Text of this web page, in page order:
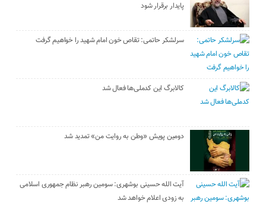
پایدار برقرار شود
سرلشکر حاتمی: تقاص خون امام شهید را خواهیم گرفت
کالابرگ این کدملی‌ها فعال شد
دومین پویش «وطن به روایت من» تمدید شد
آیت الله حسینی بوشهری: سومین رهبر نظام جمهوری اسلامی
به زودی اعلام خواهد شد